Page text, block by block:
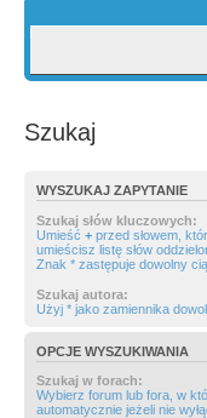
Szukaj
WYSZUKAJ ZAPYTANIE
Szukaj słów kluczowych:
Umieść + przed słowem,
umieścisz listę słów
Znak * zastępuje dowolny
Szukaj autora:
Użyj * jako zamiennika
OPCJE WYSZUKIWANIA
Szukaj w forach:
Wybierz forum lub fora, w
automatycznie jeżeli nie